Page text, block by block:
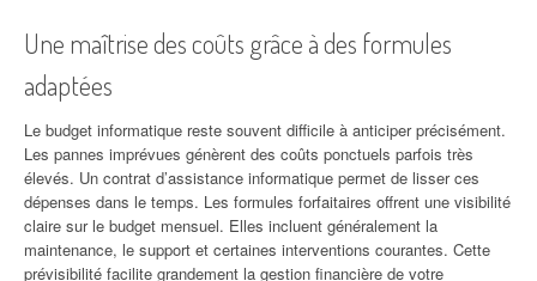
Une maîtrise des coûts grâce à des formules
adaptées
Le budget informatique reste souvent difficile à anticiper précisément.
Les pannes imprévues génèrent des coûts ponctuels parfois très
élevés. Un contrat d’assistance informatique permet de lisser ces
dépenses dans le temps. Les formules forfaitaires offrent une visibilité
claire sur le budget mensuel. Elles incluent généralement la
maintenance, le support et certaines interventions courantes. Cette
prévisibilité facilite grandement la gestion financière de votre